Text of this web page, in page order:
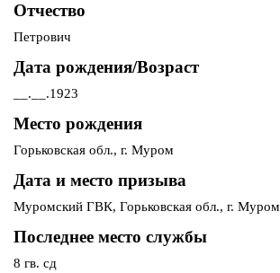
Отчество
Петрович
Дата рождения/Возраст
__.__.1923
Место рождения
Горьковская обл., г. Муром
Дата и место призыва
Муромский ГВК, Горьковская обл., г. Муром
Последнее место службы
8 гв. сд